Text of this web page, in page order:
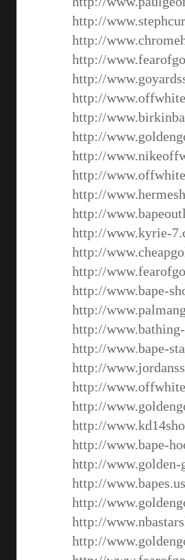
http://
http://
http://
http://
http://
http://
http://
http://
http://
http://
http://
http://www.kyrie-
http://
http://
http://www.bape-
http://
http://www.bathing-
http://www.bape-
http://
http://
http://
http://
http://www.bape-
http://www.golden-
http://
http://
http://
http://